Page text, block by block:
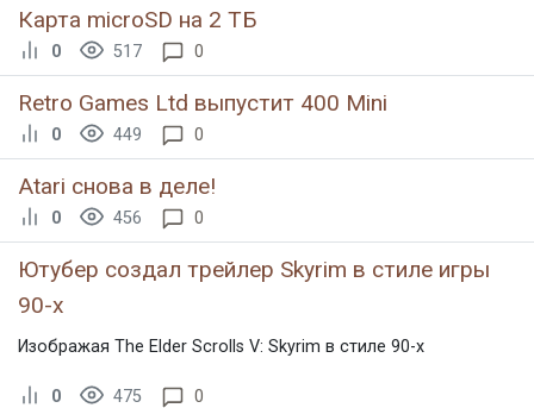
Карта microSD на 2 ТБ
0 517 0
Retro Games Ltd выпустит 400 Mini
0 449 0
Atari снова в деле!
0 456 0
Ютубер создал трейлер Skyrim в стиле игры
90-х
Изображая The Elder Scrolls V: Skyrim в стиле 90-х
0 475 0